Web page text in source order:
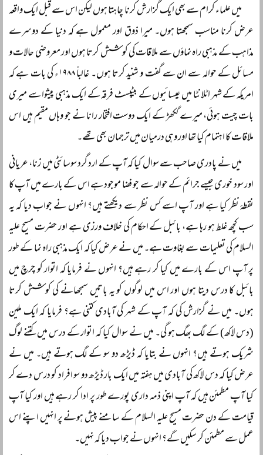
میں علماء کرام سے بھی ایک گزارش کرنا چاہتا ہوں لیکن اس سے قبل ایک واقعہ
عرض کرنا مناسب سمجھتا ہوں۔ میرا ذوق اور معمول ہے کہ دنیا کے دوسرے
مذاہب کے مذہبی راہ نماؤں سے ملاقات کی کوشش کرتا ہوں اور معروضی حالات و
مسائل کے حوالہ سے ان سے گفت و شنید کرتا ہوں۔ غالباً ۱۹۸۸ء کی بات ہے کہ
امریکہ کے شہر اٹلانٹا میں عیسائیوں کے بیٹپسٹ فرقہ کے ایک مذہبی پیشوا سے میری
بات چیت ہوئی، میرے گکھڑ کے ایک دوست افتخار رانا نے جو وہاں مقیم ہیں اس
ملاقات کا اہتمام کیا تھا اور وہی درمیان میں ترجمان بھی تھے۔
میں نے پادری صاحب سے سوال کیا کہ آپ کے ارد گرد سوسائٹی میں زنا، عریانی
اور سود خوری جیسے جرائم کے حوالہ سے جو فضا موجود ہے اس کے بارے میں آپ کا
نقطۂ نظر کیا ہے اور آپ اسے کس نظر سے دیکھتے ہیں؟ انہوں نے جواب دیا کہ یہ
سب کچھ غلط ہو رہا ہے، بائبل کے احکام کی خلاف ورزی ہے اور حضرت مسیح علیہ
السلام کی تعلیمات سے بغاوت ہے۔ میں نے عرض کیا کہ ایک مذہبی راہ نما کے طور
پر آپ اس کے بارے میں کیا کر رہے ہیں؟ انہوں نے فرمایا کہ اتوار کو چرچ میں
بائبل کا درس دیتا ہوں اور اس میں لوگوں کو یہ باتیں سمجھانے کی کوشش کرتا
ہوں۔ میں نے گزارش کی کہ آپ کے شہر کی آبادی کتنی ہے؟ فرمایا کہ ایک ملین
(دس لاکھ) کے لگ بھگ ہو گی۔ میں نے سوال کیا کہ اتوار کے درس میں کتنے لوگ
شریک ہوتے ہیں؟ انہوں نے بتایا کہ ڈیڑھ دو سو کے لگ ہوتے ہیں۔ میں نے
عرض کیا کہ دس لاکھ کی آبادی میں ہفتہ میں ایک بار ڈیڑھ دو سو افراد کو درس دے کر
کیا آپ مطمئن ہیں کہ آپ اپنی ذمہ داری پورے طور پر ادا کر رہے ہیں اور کیا آپ
قیامت کے دن حضرت مسیح علیہ السلام کے سامنے پیش ہونے پر انہیں اپنے اس
عمل سے مطمئن کر سکیں گے؟ انہوں نے جواب دیا کہ نہیں۔